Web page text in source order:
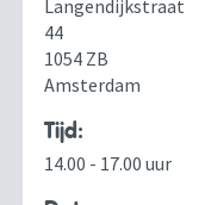
Langendijkstraat
44
1054 ZB
Amsterdam
Tijd:
14.00 - 17.00 uur